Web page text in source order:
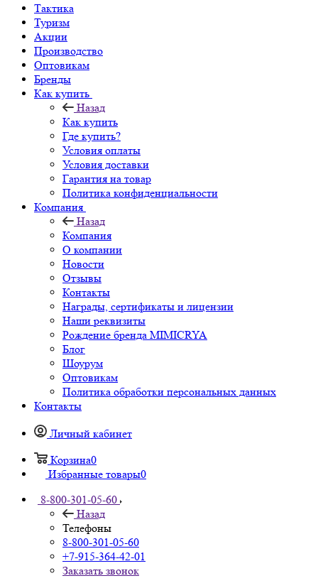
Тактика
Туризм
Акции
Производство
Оптовикам
Бренды
Как купить
Назад
Как купить
Где купить?
Условия оплаты
Условия доставки
Гарантия на товар
Политика конфиденциальности
Компания
Назад
Компания
О компании
Новости
Отзывы
Контакты
Награды, сертификаты и лицензии
Наши реквизиты
Рождение бренда MIMICRYA
Блог
Шоурум
Оптовикам
Политика обработки персональных данных
Контакты
Личный кабинет
Корзина0
Избранные товары0
8-800-301-05-60
Назад
Телефоны
8-800-301-05-60
+7-915-364-42-01
Заказать звонок